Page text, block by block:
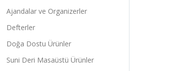
Ajandalar ve Organizerler
Defterler
Doğa Dostu Ürünler
Suni Deri Masaüstü Ürünler